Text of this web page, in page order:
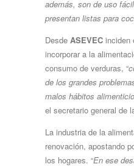
además, son de uso
presentan listas para
Desde ASEVEC inciden
incorporar a la
consumo de verduras, “
de los grandes
malos hábitos
el secretario general de
La industria de la
renovación, apostando
los hogares. “En ese